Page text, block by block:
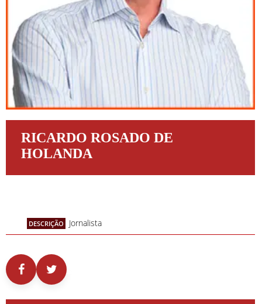
RICARDO ROSADO DE
HOLANDA
DESCRIÇÃO Jornalista